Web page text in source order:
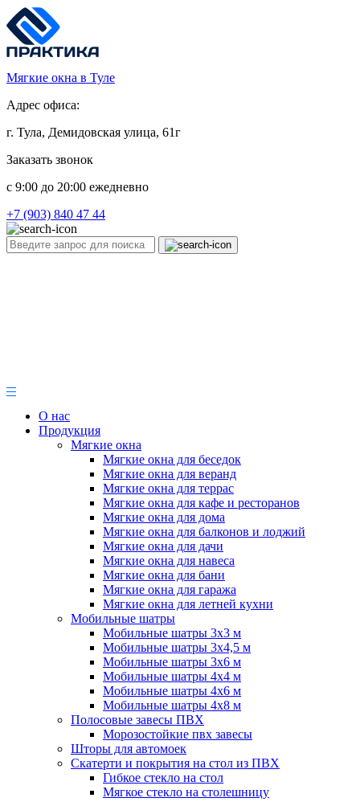
Мягкие окна в Туле
Адрес офиса:
г. Тула, Демидовская улица, 61г
Заказать звонок
c 9:00 до 20:00 ежедневно
+7 (903) 840 47 44
О нас
Продукция
Мягкие окна
Мягкие окна для беседок
Мягкие окна для веранд
Мягкие окна для террас
Мягкие окна для кафе и ресторанов
Мягкие окна для дома
Мягкие окна для балконов и лоджий
Мягкие окна для дачи
Мягкие окна для навеса
Мягкие окна для бани
Мягкие окна для гаража
Мягкие окна для летней кухни
Мобильные шатры
Мобильные шатры 3х3 м
Мобильные шатры 3х4,5 м
Мобильные шатры 3х6 м
Мобильные шатры 4х4 м
Мобильные шатры 4х6 м
Мобильные шатры 4х8 м
Полосовые завесы ПВХ
Морозостойкие пвх завесы
Шторы для автомоек
Скатерти и покрытия на стол из ПВХ
Гибкое стекло на стол
Мягкое стекло на столешницу